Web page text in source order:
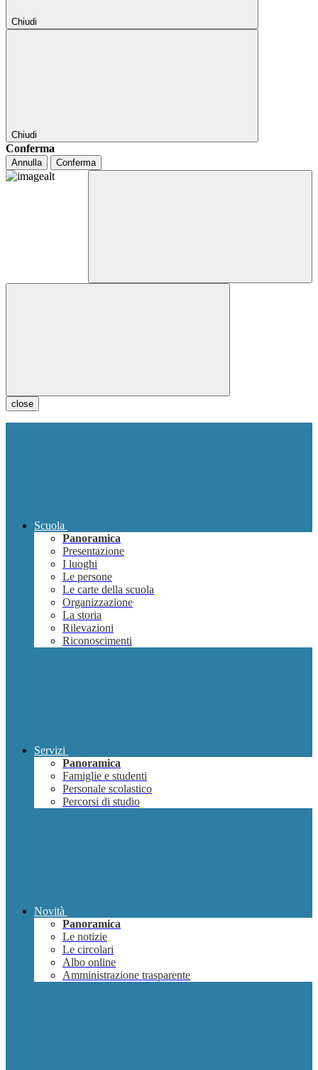
Chiudi
Chiudi
Conferma
Annulla Conferma
close
Scuola
Panoramica
Presentazione
I luoghi
Le persone
Le carte della scuola
Organizzazione
La storia
Rilevazioni
Riconoscimenti
Servizi
Panoramica
Famiglie e studenti
Personale scolastico
Percorsi di studio
Novità
Panoramica
Le notizie
Le circolari
Albo online
Amministrazione trasparente